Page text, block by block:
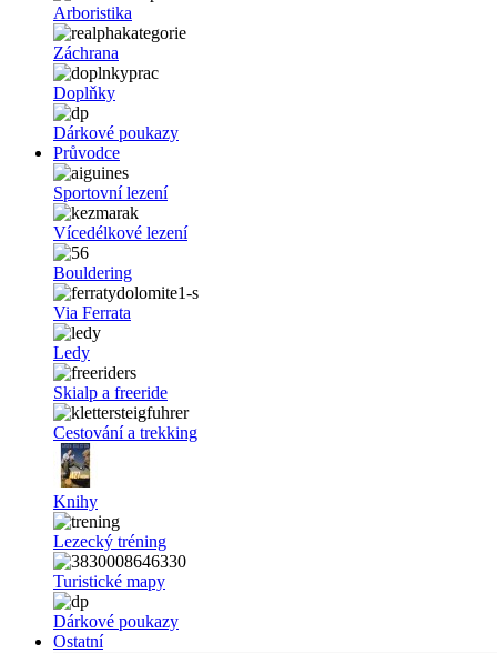
Arboristika
Záchrana
Doplňky
Dárkové poukazy
Průvodce
Sportovní lezení
Vícedélkové lezení
Bouldering
Via Ferrata
Ledy
Skialp a freeride
Cestování a trekking
Knihy
Lezecký tréning
Turistické mapy
Dárkové poukazy
Ostatní